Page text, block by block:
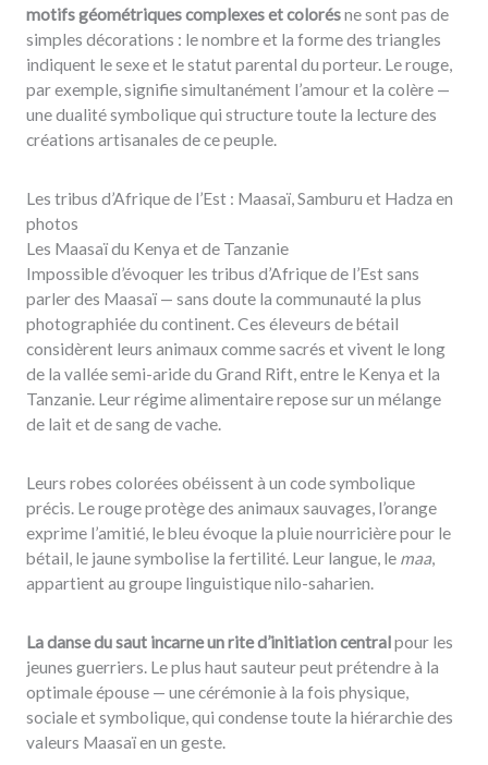
motifs géométriques complexes et colorésne sont pas de
simples décorations : le nombre et la forme des triangles
indiquent le sexe et le statut parental du porteur. Le rouge,
par exemple, signifie simultanément l’amour et la colère —
une dualité symbolique qui structure toute la lecture des
créations artisanales de ce peuple.
Les tribus d’Afrique de l’Est : Maasaï, Samburu et Hadza en
photos
Les Maasaï du Kenya et de Tanzanie
Impossible d’évoquer les tribus d’Afrique de l’Est sans
parler des Maasaï — sans doute la communauté la plus
photographiée du continent. Ces éleveurs de bétail
considèrent leurs animaux comme sacrés et vivent le long
de la vallée semi-aride du Grand Rift, entre le Kenya et la
Tanzanie. Leur régime alimentaire repose sur un mélange
de lait et de sang de vache.
Leurs robes colorées obéissent à un code symbolique
précis. Le rouge protège des animaux sauvages, l’orange
exprime l’amitié, le bleu évoque la pluie nourricière pour le
bétail, le jaune symbolise la fertilité. Leur langue, le maa,
appartient au groupe linguistique nilo-saharien.
La danse du saut incarne un rite d’initiation centralpour les
jeunes guerriers. Le plus haut sauteur peut prétendre à la
optimale épouse — une cérémonie à la fois physique,
sociale et symbolique, qui condense toute la hiérarchie des
valeurs Maasaï en un geste.